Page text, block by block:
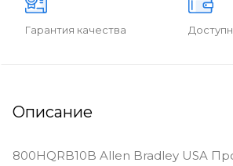
Гарантия качества
Описание
800HQRB10B Allen Bradley USA